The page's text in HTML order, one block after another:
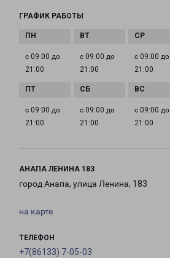
ГРАФИК РАБОТЫ
с 09:00 до
21:00
с 09:00 до
21:00
с 09:00 до
21:00
с 09:00 до
21:00
с 09:00 до
21:00
с 09:00 до
21:00
АНАПА ЛЕНИНА 183
город Анапа, улица Ленина, 183
на карте
ТЕЛЕФОН
+7(86133) 7-05-03